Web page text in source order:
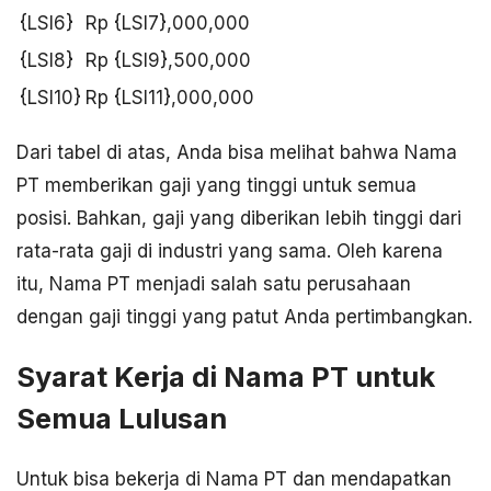
{LSI6}
Rp {LSI7},000,000
{LSI8}
Rp {LSI9},500,000
{LSI10} Rp {LSI11},000,000
Dari tabel di atas, Anda bisa melihat bahwa Nama
PT memberikan gaji yang tinggi untuk semua
posisi. Bahkan, gaji yang diberikan lebih tinggi dari
rata-rata gaji di industri yang sama. Oleh karena
itu, Nama PT menjadi salah satu perusahaan
dengan gaji tinggi yang patut Anda pertimbangkan.
Syarat Kerja di Nama PT untuk
Semua Lulusan
Untuk bisa bekerja di Nama PT dan mendapatkan